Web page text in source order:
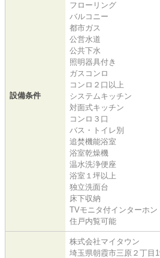
設備条件
フローリング
バルコニー
都市ガス
公営水道
公共下水
照明器具付き
ガスコンロ
コンロ２口以上
システムキッチン
対面式キッチン
コンロ３口
バス・トイレ別
追焚機能浴室
浴室乾燥機
温水洗浄便座
浴室１坪以上
独立洗面台
床下収納
TVモニタ付インターホン
住戸内覧可能
株式会社マイタウン
埼玉県朝霞市三原２丁目